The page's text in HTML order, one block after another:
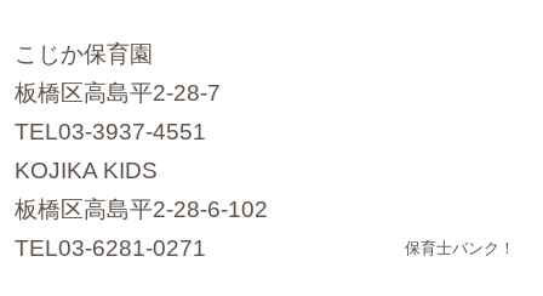
こじか保育園
板橋区高島平2-28-7
TEL03-3937-4551
KOJIKA KIDS
板橋区高島平2-28-6-102
TEL03-6281-0271
保育士バンク！